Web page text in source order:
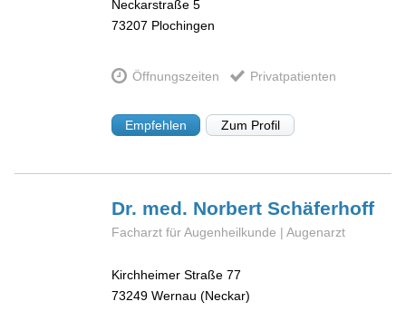
Neckarstraße 5
73207 Plochingen
Öffnungszeiten Privatpatienten
Empfehlen Zum Profil
Dr. med. NorbertSchäferhoff
Facharzt für Augenheilkunde | Augenarzt
Kirchheimer Straße 77
73249 Wernau (Neckar)